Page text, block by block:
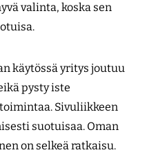
valinta, koska sen
käytössä yritys joutuu
pysty iste
Sivuliikkeen
suotuisaa. Oman
on selkeä ratkaisu.